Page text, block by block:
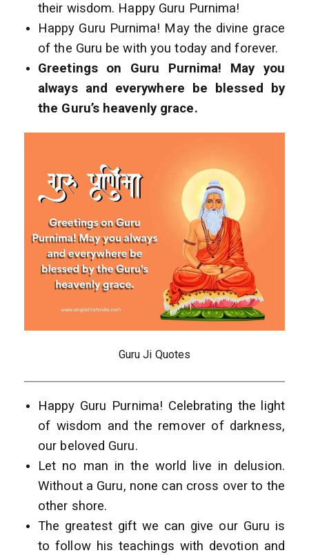
their wisdom. Happy Guru Purnima!
Happy Guru Purnima! May the divine grace
of the Guru be with you today and forever.
Greetings on Guru Purnima! May you
always and everywhere be blessed by
the Guru’s heavenly grace.
Guru Ji Quotes
Happy Guru Purnima! Celebrating the light
of wisdom and the remover of darkness,
our beloved Guru.
Let no man in the world live in delusion.
Without a Guru, none can cross over to the
other shore.
The greatest gift we can give our Guru is
to follow his teachings with devotion and